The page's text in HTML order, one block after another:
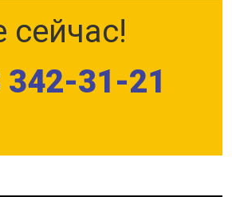
сейчас!
342-31-21